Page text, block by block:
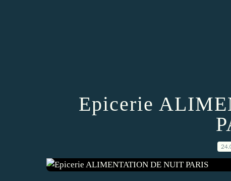
Epicerie